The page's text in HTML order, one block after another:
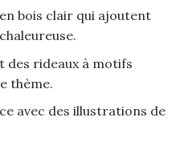
bois clair qui ajoutent
des rideaux à motifs
thème.
avec des illustrations de